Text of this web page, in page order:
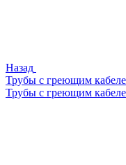
Назад
Трубы с греющим
Трубы с греющим